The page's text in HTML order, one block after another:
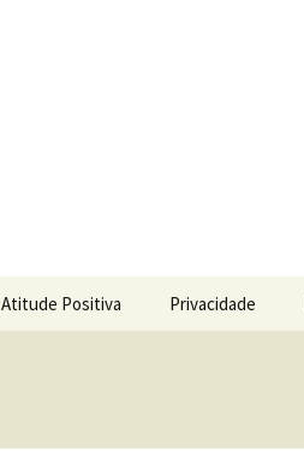
Atitude Positiva Privacidade